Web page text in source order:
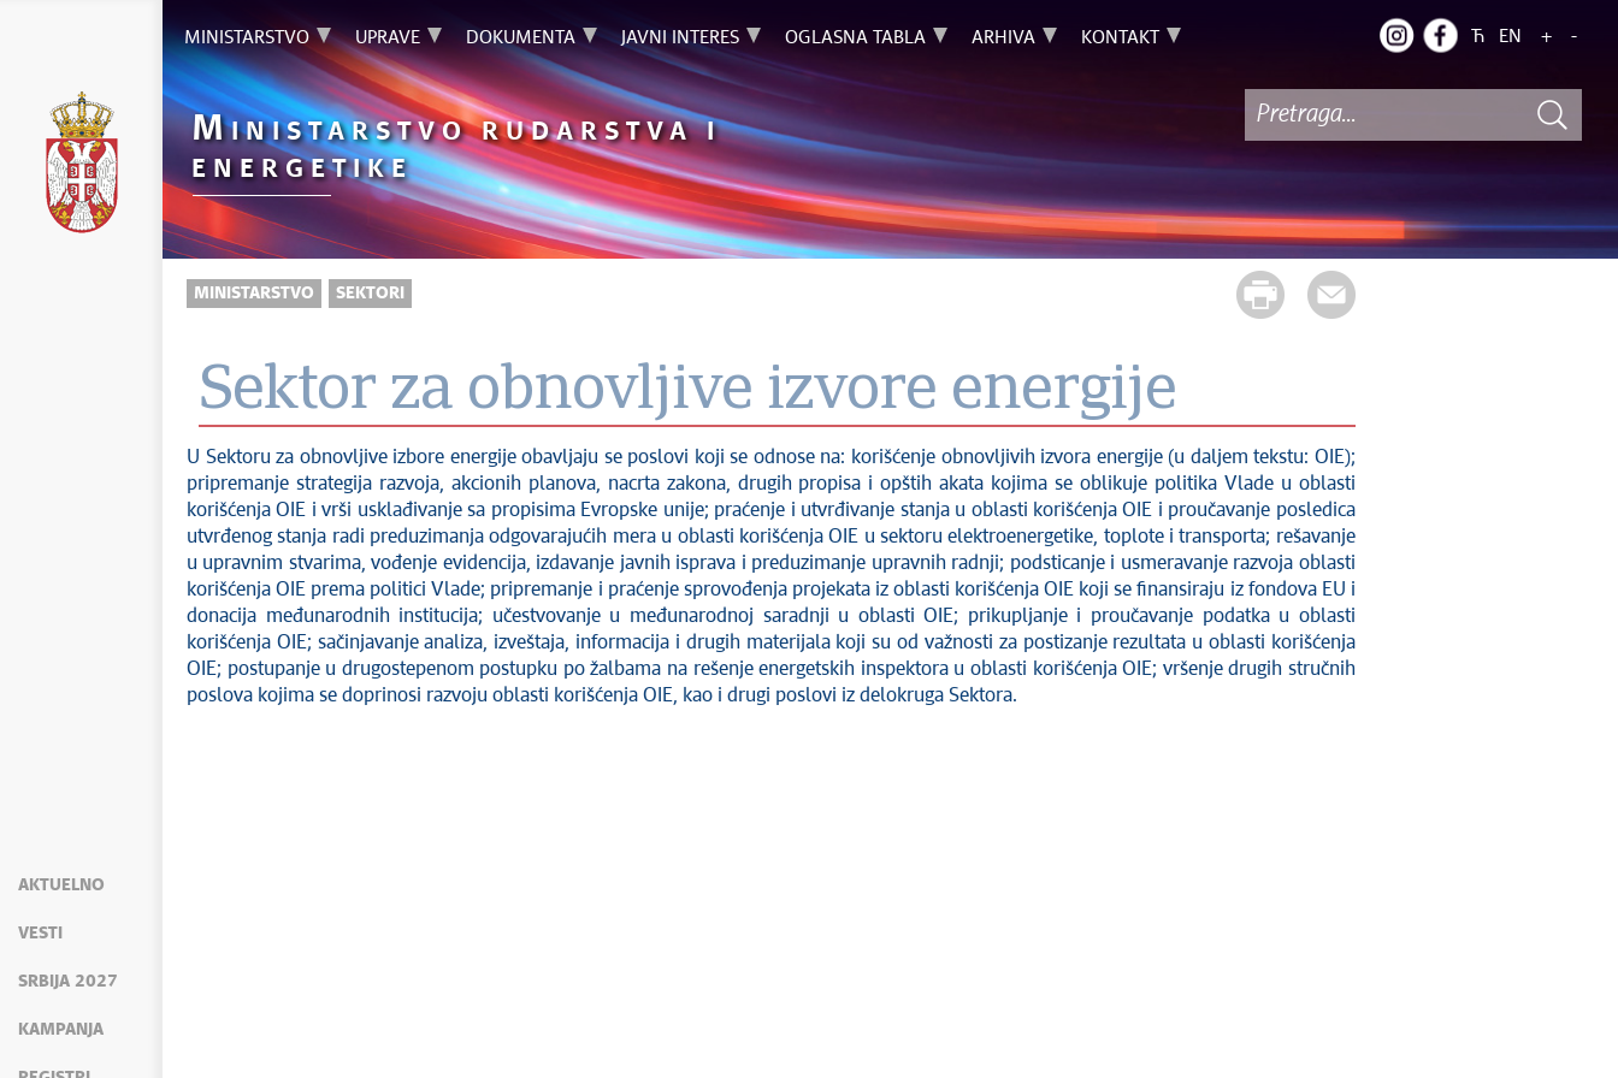
AKTUELNO
VESTI
SRBIJA 2027
KAMPANJA
MINISTARSTVO UPRAVE DOKUMENTA JAVNI INTERES OGLASNA TABLA ARHIVA KONTAKT Ћ EN + -
MINISTARSTVO RUDARSTVA I
ENERGETIKE
MINISTARSTVO SEKTORI
Sektor za obnovljive izvore energije
U Sektoru za obnovljive izbore energije obavljaju se poslovi koji se odnose na: korišćenje obnovljivih izvora energije (u daljem tekstu: OIE);
pripremanje strategija razvoja, akcionih planova, nacrta zakona, drugih propisa i opštih akata kojima se oblikuje politika Vlade u oblasti
korišćenja OIE i vrši usklađivanje sa propisima Evropske unije; praćenje i utvrđivanje stanja u oblasti korišćenja OIE i proučavanje posledica
utvrđenog stanja radi preduzimanja odgovarajućih mera u oblasti korišćenja OIE u sektoru elektroenergetike, toplote i transporta; rešavanje
u upravnim stvarima, vođenje evidencija, izdavanje javnih isprava i preduzimanje upravnih radnji; podsticanje i usmeravanje razvoja oblasti
korišćenja OIE prema politici Vlade; pripremanje i praćenje sprovođenja projekata iz oblasti korišćenja OIE koji se finansiraju iz fondova EU i
donacija međunarodnih institucija; učestvovanje u međunarodnoj saradnji u oblasti OIE; prikupljanje i proučavanje podatka u oblasti
korišćenja OIE; sačinjavanje analiza, izveštaja, informacija i drugih materijala koji su od važnosti za postizanje rezultata u oblasti korišćenja
OIE; postupanje u drugostepenom postupku po žalbama na rešenje energetskih inspektora u oblasti korišćenja OIE; vršenje drugih stručnih
poslova kojima se doprinosi razvoju oblasti korišćenja OIE, kao i drugi poslovi iz delokruga Sektora.